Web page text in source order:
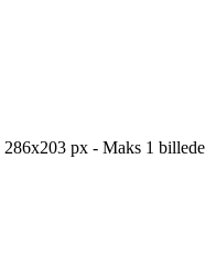
px - Maks 1 billede